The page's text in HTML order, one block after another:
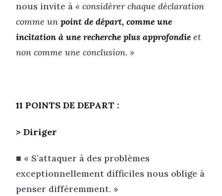
nous invite à « considérer chaque déclaration
comme un point de départ, comme une
incitation à une recherche plus approfondie et
non comme une conclusion. »
11 POINTS DE DEPART :
> Diriger
■ « S’attaquer à des problèmes
exceptionnellement difficiles nous oblige à
penser différemment. »